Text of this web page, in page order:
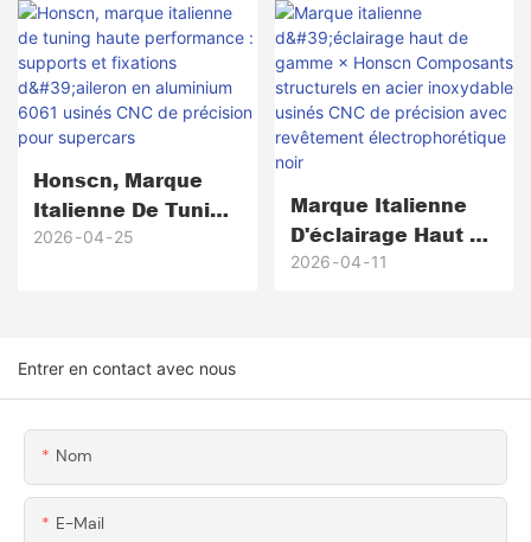
Composants En
Aluminium 6061-T6
Usinés CNC Sur
Mesure Pour Outils
De Menuiserie Haut
De Gamme
Honscn, Marque
Italienne De Tuning
Haute
En Aluminium 6061
Supercars
2026 04 25
Marque Italienne
D'éclairage Haut De
Gamme × Honscn
Noir
2026 04 11
Entrer en contact avec nous
Nom
E-Mail